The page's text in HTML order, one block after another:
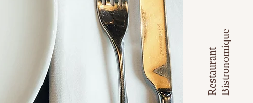
R
e
s
t
a
u
r
a
n
t
B
i
s
t
r
o
n
o
m
i
q
ue